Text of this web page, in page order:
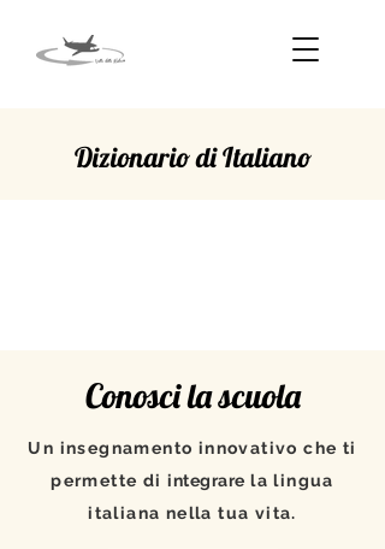
Dizionario di Italiano
Conosci la scuola
Un insegnamento innovativo che ti
permette diintegrare la lingua
italiana nella tua vita.